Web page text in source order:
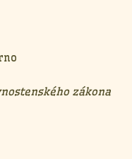
zákona